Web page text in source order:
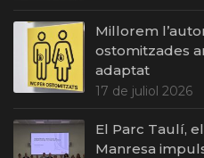
Millorem
ostomitzades
adaptat
17 de juliol 2026
El Parc Taulí,
Manresa